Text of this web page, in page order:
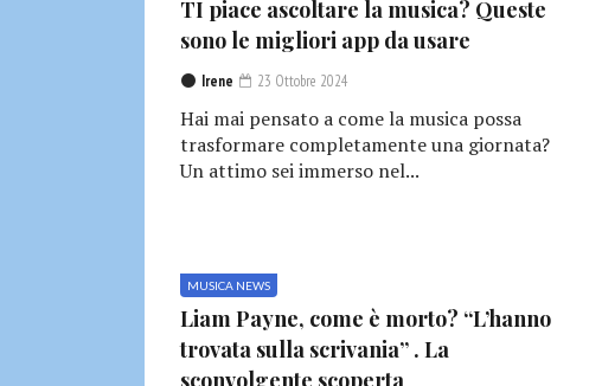
TI piace ascoltare la musica? Queste
sono le migliori app da usare
Irene 23 Ottobre 2024
Hai mai pensato a come la musica possa
trasformare completamente una giornata?
Un attimo sei immerso nel...
MUSICA NEWS
Liam Payne, come è morto? “L’hanno
trovata sulla scrivania” . La
sconvolgente scoperta